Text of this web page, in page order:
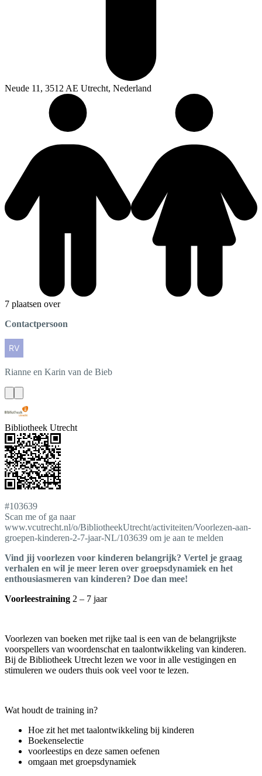
Neude 11, 3512 AE Utrecht, Nederland
7 plaatsen over
Contactpersoon
Rianne en Karin van de Bieb
Bibliotheek Utrecht
#103639
Scan me of ga naar
www.vcutrecht.nl/o/BibliotheekUtrecht/activiteiten/Voorlezen-aan-
groepen-kinderen-2-7-jaar-NL/103639 om je aan te melden
Vind jij voorlezen voor kinderen belangrijk? Vertel je graag
verhalen en wil je meer leren over groepsdynamiek en het
enthousiasmeren van kinderen? Doe dan mee!
Voorleestraining 2 – 7 jaar
Voorlezen van boeken met rijke taal is een van de belangrijkste
voorspellers van woordenschat en taalontwikkeling van kinderen.
Bij de Bibliotheek Utrecht lezen we voor in alle vestigingen en
stimuleren we ouders thuis ook veel voor te lezen.
Wat houdt de training in?
Hoe zit het met taalontwikkeling bij kinderen
Boekenselectie
voorleestips en deze samen oefenen
omgaan met groepsdynamiek